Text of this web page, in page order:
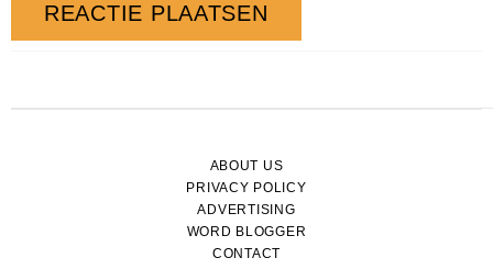
ABOUT US
PRIVACY POLICY
ADVERTISING
WORD BLOGGER
CONTACT